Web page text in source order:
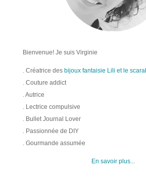
Bienvenue! Je suis Virginie
. Créatrice des bijoux fantaisie Lili et le
. Couture addict
. Autrice
. Lectrice compulsive
. Bullet Journal Lover
. Passionnée de DIY
. Gourmande assumée
En savoir plus...